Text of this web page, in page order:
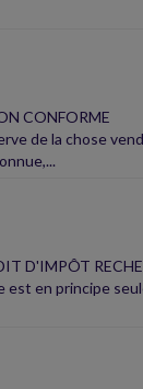
CONFORME
de la chose
D'IMPÔT
est en principe